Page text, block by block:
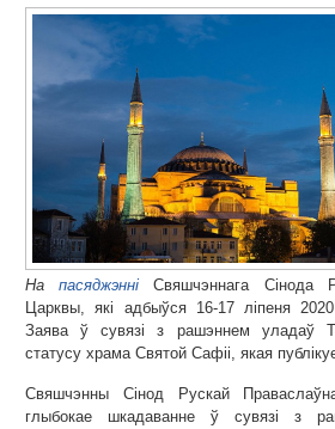
Напасяджэнні
Свяшчэннага Сінода
Царквы, які адбыўся 16-17 ліпеня
Заява ў сувязі з рашэннем уладаў
статусу храма Святой Сафіі, якая
Свяшчэнны Сінод Рускай
глыбокае шкадаванне ў сувязі з